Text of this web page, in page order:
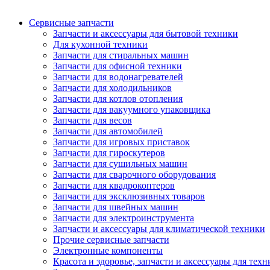
Сервисные запчасти
Запчасти и аксессуары для бытовой техники
Для кухонной техники
Запчасти для стиральных машин
Запчасти для офисной техники
Запчасти для водонагревателей
Запчасти для холодильников
Запчасти для котлов отопления
Запчасти для вакуумного упаковщика
Запчасти для весов
Запчасти для автомобилей
Запчасти для игровых приставок
Запчасти для гироскутеров
Запчасти для сушильных машин
Запчасти для сварочного оборудования
Запчасти для квадрокоптеров
Запчасти для эксклюзивных товаров
Запчасти для швейных машин
Запчасти для электроинструмента
Запчасти и аксессуары для климатической техники
Прочие сервисные запчасти
Электронные компоненты
Красота и здоровье, запчасти и аксессуары для